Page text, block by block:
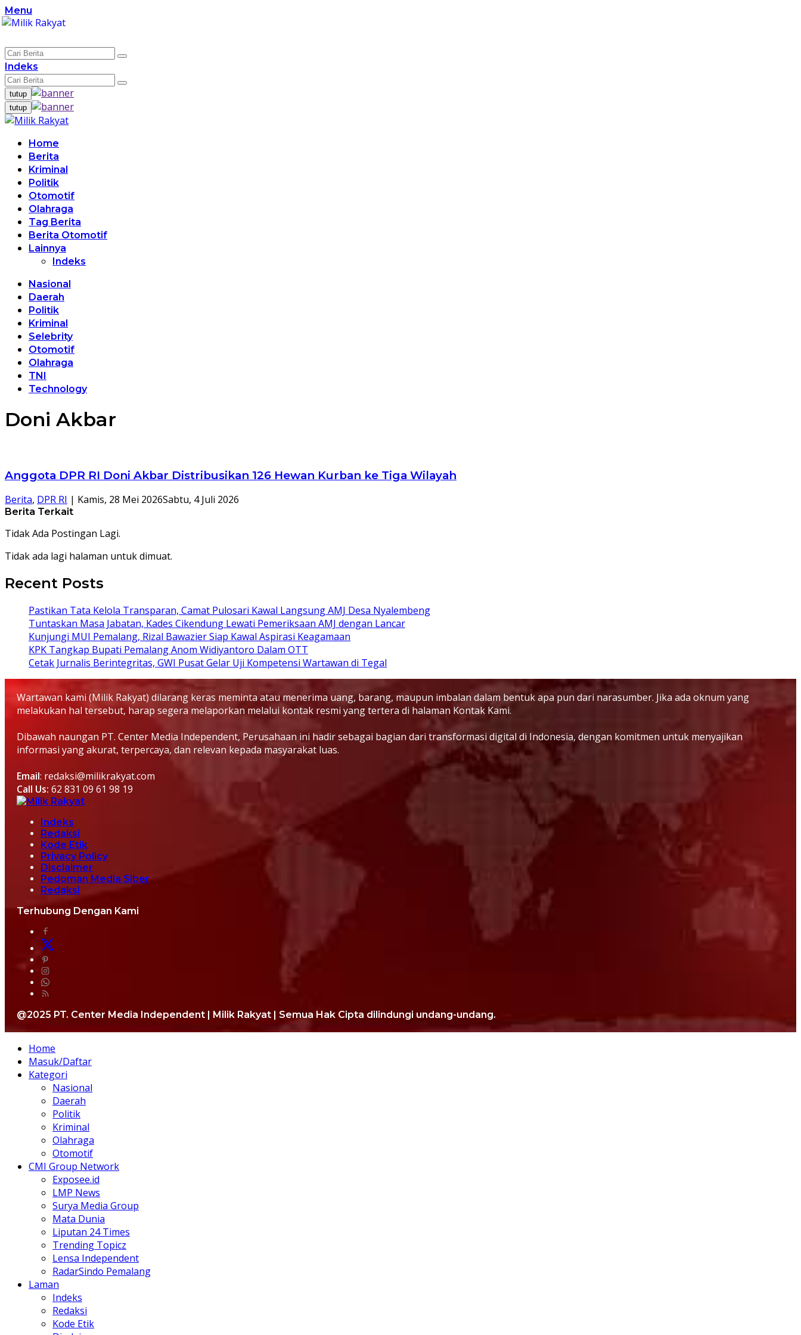
Langsung
ke
Menu
Indeks
tutup
tutup
Home
Berita
Kriminal
Politik
Otomotif
Olahraga
Tag Berita
Berita Otomotif
Lainnya
Indeks
Nasional
Daerah
Politik
Kriminal
Selebrity
Otomotif
Olahraga
TNI
Technology
Doni Akbar
Anggota DPR RI Doni Akbar Distribusikan 126 Hewan Kurban ke Tiga Wilayah
Berita, DPR RI | Kamis, 28 Mei 2026Sabtu, 4 Juli 2026
Berita Terkait
Tidak Ada Postingan Lagi.
Tidak ada lagi halaman untuk dimuat.
Recent Posts
Pastikan Tata Kelola Transparan, Camat Pulosari Kawal Langsung AMJ Desa Nyalembeng
Tuntaskan Masa Jabatan, Kades Cikendung Lewati Pemeriksaan AMJ dengan Lancar
Kunjungi MUI Pemalang, Rizal Bawazier Siap Kawal Aspirasi Keagamaan
KPK Tangkap Bupati Pemalang Anom Widiyantoro Dalam OTT
Cetak Jurnalis Berintegritas, GWI Pusat Gelar Uji Kompetensi Wartawan di Tegal
Wartawan kami (Milik Rakyat) dilarang keras meminta atau menerima uang, barang, maupun imbalan dalam bentuk apa pun dari narasumber. Jika ada oknum yang
melakukan hal tersebut, harap segera melaporkan melalui kontak resmi yang tertera di halaman Kontak Kami.
Dibawah naungan PT. Center Media Independent, Perusahaan ini hadir sebagai bagian dari transformasi digital di Indonesia, dengan komitmen untuk menyajikan
informasi yang akurat, terpercaya, dan relevan kepada masyarakat luas.
Email: redaksi@milikrakyat.com
Call Us: 62 831 09 61 98 19
Indeks
Redaksi
Kode Etik
Privacy Policy
Disclaimer
Pedoman Media Siber
Redaksi
Terhubung Dengan Kami
@2025 PT. Center Media Independent | Milik Rakyat | Semua Hak Cipta dilindungi undang-undang.
Home
Masuk/Daftar
Kategori
Nasional
Daerah
Politik
Kriminal
Olahraga
Otomotif
CMI Group Network
Exposee.id
LMP News
Surya Media Group
Mata Dunia
Liputan 24 Times
Trending Topicz
Lensa Independent
RadarSindo Pemalang
Laman
Indeks
Redaksi
Kode Etik